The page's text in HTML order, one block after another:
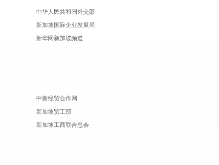
中华人民共和国外交部
新加坡国际企业发展局
新华网新加坡频道
中新经贸合作网
新加坡贸工部
新加坡工商联合总会